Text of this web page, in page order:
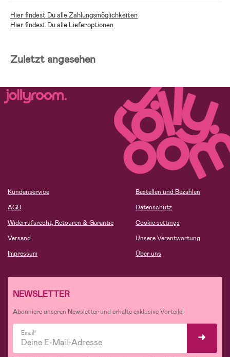
Hier findest Du alle Zahlungsmöglichkeiten
Hier findest Du alle Lieferoptionen
Zuletzt angesehen
Kundenservice
AGB
Widerrufsrecht, Retouren & Garantie
Versand
Impressum
Bestellen und Bezahlen
Datenschutz
Cookie settings
Unsere Verantwortung
Über uns
NEWSLETTER
Abonniere unseren Newsletter und erhalte exklusive Vorteile!
Email*